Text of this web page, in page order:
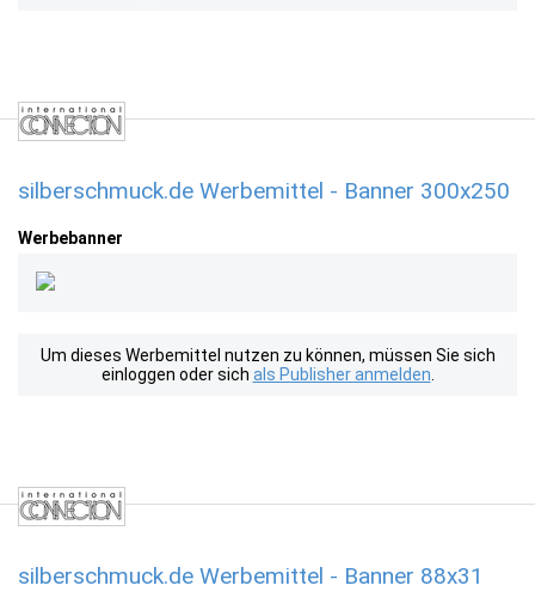
silberschmuck.de Werbemittel - Banner 300x250
Werbebanner
Um dieses Werbemittel nutzen zu können, müssen Sie sich
einloggen oder sich als Publisher anmelden
silberschmuck.de Werbemittel - Banner 88x31